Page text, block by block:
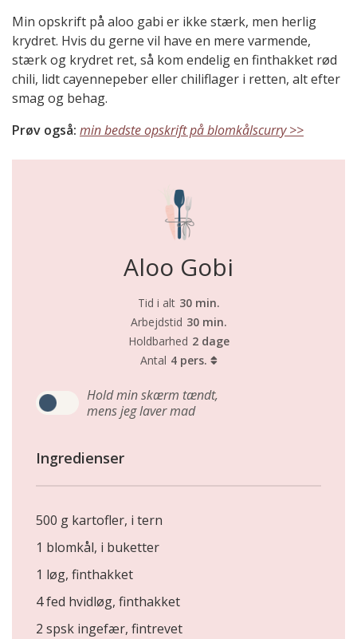
Min opskrift på aloo gabi er ikke stærk, men herlig
krydret. Hvis du gerne vil have en mere varmende,
stærk og krydret ret, så kom endelig en finthakket rød
chili, lidt cayennepeber eller chiliflager i retten, alt efter
smag og behag.
Prøv også: min bedste opskrift på blomkålscurry >>
Aloo Gobi
Tid i alt 30 min.
Arbejdstid 30 min.
Holdbarhed 2 dage
Antal 4 pers.
Hold min skærm tændt,
mens jeg laver mad
Ingredienser
500 g kartofler, i tern
1 blomkål, i buketter
1 løg, finthakket
4 fed hvidløg, finthakket
2 spsk ingefær, fintrevet